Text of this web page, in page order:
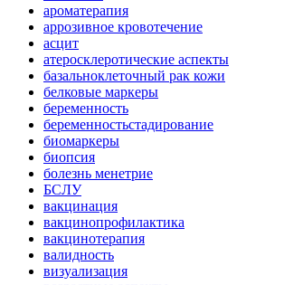
ароматерапия
аррозивное кровотечение
асцит
атеросклеротические аспекты
базальноклеточный рак кожи
белковые маркеры
беременность
беременностьстадирование
биомаркеры
биопсия
болезнь менетрие
БСЛУ
вакцинация
вакцинопрофилактика
вакцинотерапия
валидность
визуализация